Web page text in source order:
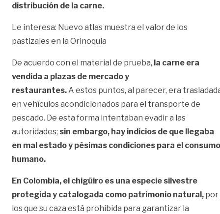
distribución de la carne.
Le interesa: Nuevo atlas muestra el valor de los
pastizales en la Orinoquia
De acuerdo con el material de prueba, la carne era
vendida a plazas de mercadoy
restaurantes.A estos puntos, al parecer, era
en vehículos acondicionados para el transporte de
pescado. De esta forma intentaban evadir a las
autoridades; sin embargo, hay indicios de que llegaba
en mal estado y pésimas condiciones para el consumo
humano.
En Colombia, el chigüiro es una especie silvestre
protegida y catalogada como patrimonio natural, por
los que su caza está prohibida para garantizar la